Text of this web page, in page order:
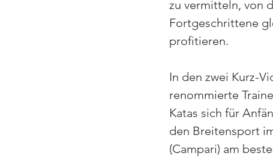
zu vermitteln, von
Fortgeschrittene
profitieren.
In den zwei Kurz-
renommierte
Katas sich für
den Breitensport
(Campari) am